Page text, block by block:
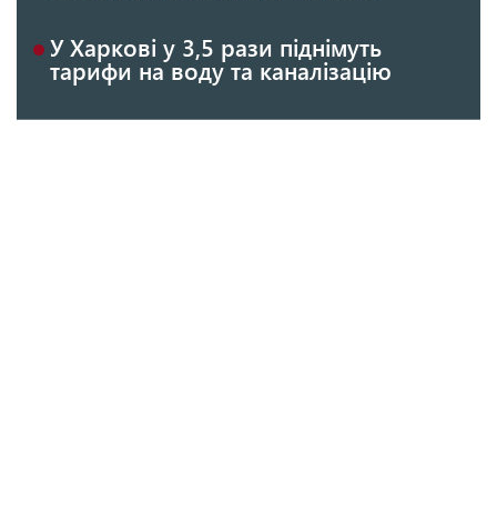
У Харкові у 3,5 рази піднімуть
тарифи на воду та каналізацію